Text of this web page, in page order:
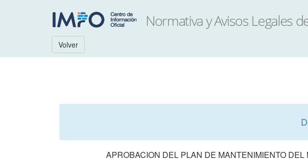
Volver
APROBACION DEL PLAN DE MANTENIMIENTO